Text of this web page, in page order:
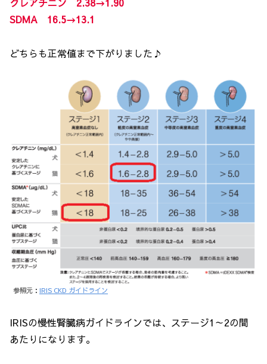
SDMA 16.5→13.1
どちらも正常値まで下がりました♪
参照元： IRIS CKD ガイドライン
IRISの慢性腎臓病ガイドラインでは、ステージ1～2の間
あたりになります。